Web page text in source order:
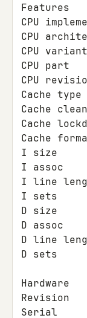
Features	: swp half thumb fastmult edsp
CPU
CPU
CPU variant	: 0x2
CPU part	: 0x131
CPU revision
Cache type	: write-back
Cache clean	: cp15 c7 ops
Cache lockdown	:
Cache format	:
I size		: 16384
I assoc		: 4
I line length	:
I sets		: 128
D size		: 16384
D assoc		: 4
D line length
D sets		: 128
Hardware	: Feroceon-KW
Revision	: 0000